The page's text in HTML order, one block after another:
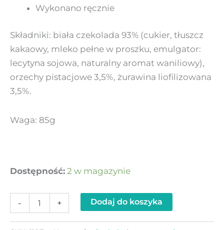
Wykonano ręcznie
Składniki: biała czekolada 93% (cukier, tłuszcz
kakaowy, mleko pełne w proszku, emulgator:
lecytyna sojowa, naturalny aromat waniliowy),
orzechy pistacjowe 3,5%, żurawina liofilizowana
3,5%.
Waga: 85g
Dostępność: 2 w magazynie
- + Dodaj do koszyka